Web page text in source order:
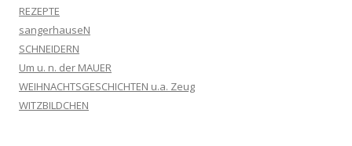
REZEPTE
sangerhauseN
SCHNEIDERN
Um u. n. der MAUER
WEIHNACHTSGESCHICHTEN u.a. Zeug
WITZBILDCHEN